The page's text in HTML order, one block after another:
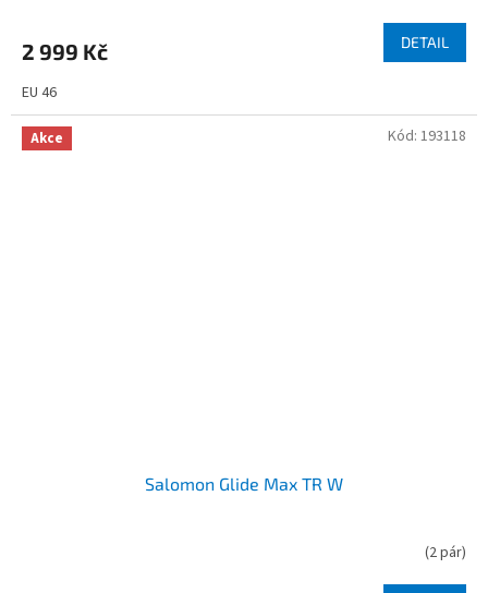
2 999 Kč DETAIL
EU 46
Akce
Salomon Glide Max TR W
(2 pár)
Kód: 193118